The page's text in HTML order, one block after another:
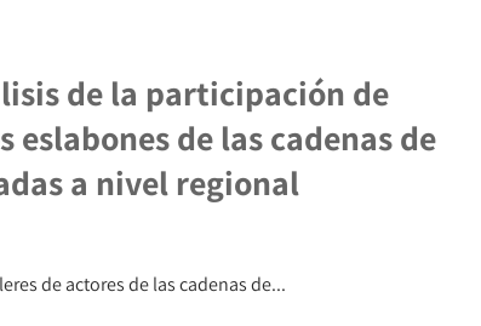
de la participación de
eslabones de las cadenas de
a nivel regional
de actores de las cadenas de...